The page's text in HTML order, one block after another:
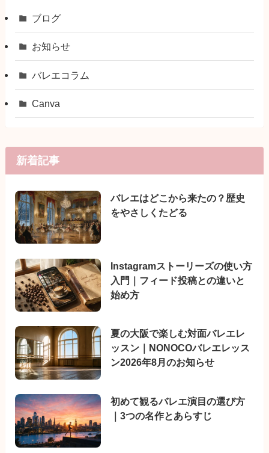
ブログ
お知らせ
バレエコラム
Canva
新着記事
バレエはどこから来たの？歴史
をやさしくたどる
Instagramストーリーズの使い方
入門｜フィード投稿との違いと
始め方
夏の大阪で楽しむ対面バレエレ
ッスン｜NONOCOバレエレッス
ン2026年8月のお知らせ
初めて観るバレエ演目の選び方
｜3つの名作とあらすじ